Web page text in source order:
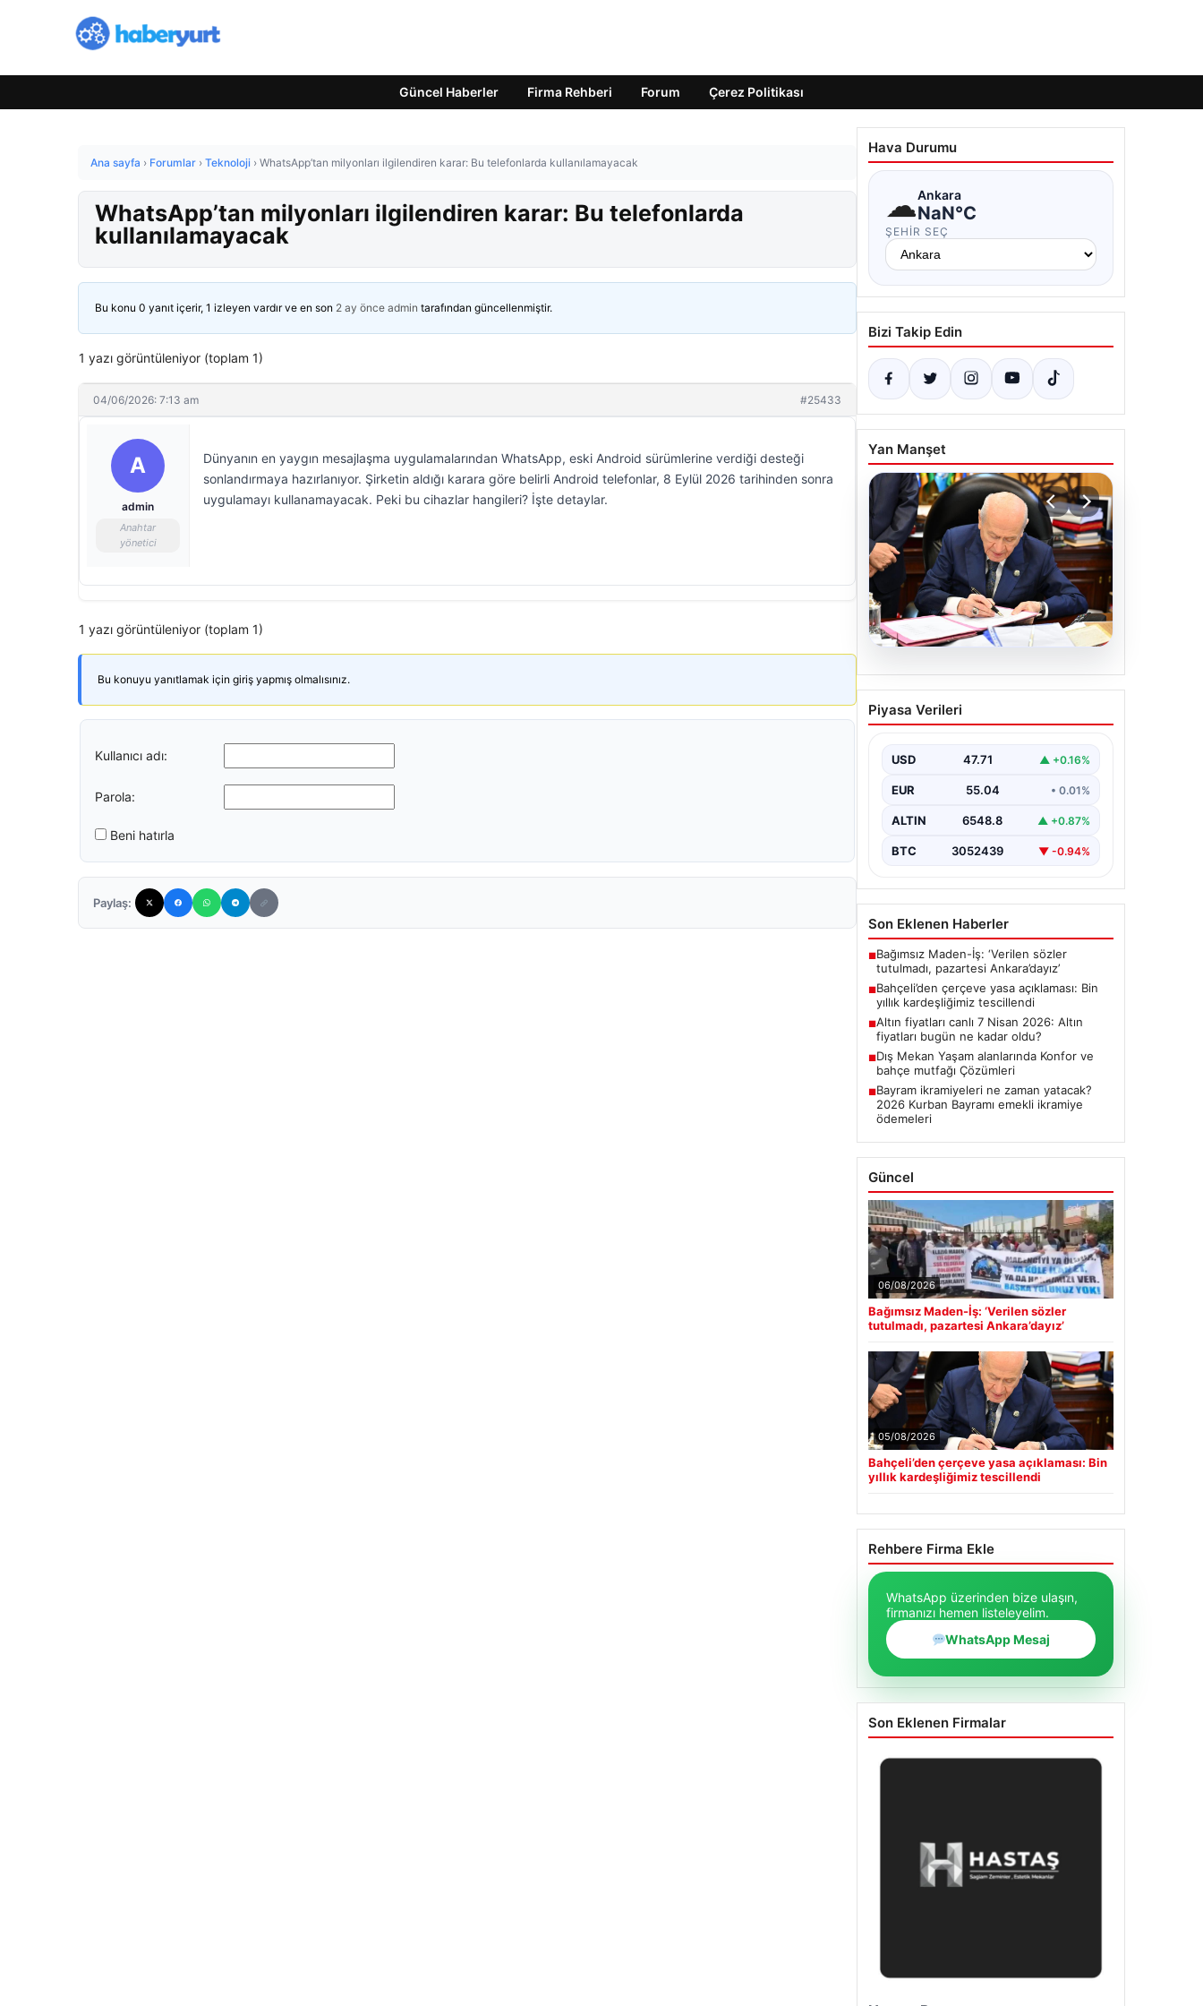
Güncel Haberler Firma Rehberi Forum Çerez Politikası
Ana sayfa › Forumlar › Teknoloji › WhatsApp’tan milyonları ilgilendiren karar: Bu telefonlarda kullanılamayacak
WhatsApp’tan milyonları ilgilendiren karar: Bu telefonlarda
kullanılamayacak
Bu konu 0 yanıt içerir, 1 izleyen vardır ve en son 2 ay önce admin tarafından güncellenmiştir.
1 yazı görüntüleniyor (toplam 1)
04/06/2026: 7:13 am #25433
A
admin
Anahtar
yönetici
Dünyanın en yaygın mesajlaşma uygulamalarından WhatsApp, eski Android sürümlerine verdiği desteği
sonlandırmaya hazırlanıyor. Şirketin aldığı karara göre belirli Android telefonlar, 8 Eylül 2026 tarihinden sonra
uygulamayı kullanamayacak. Peki bu cihazlar hangileri? İşte detaylar.
1 yazı görüntüleniyor (toplam 1)
Bu konuyu yanıtlamak için giriş yapmış olmalısınız.
Kullanıcı adı:
Parola:
Beni hatırla
Paylaş:
Hava Durumu
☁Ankara
NaN°C
ŞEHIR SEÇ
Bizi Takip Edin
Yan Manşet
05.08.2026
Bahçeli’den çerçeve yasa
açıklaması: Bin yıllık
Piyasa Verileri
USD 47.71 ▲ +0.16%
EUR 55.04 • 0.01%
ALTIN 6548.8 ▲ +0.87%
BTC 3052439 ▼ -0.94%
Son Eklenen Haberler
■Bağımsız Maden-İş: ‘Verilen sözler
tutulmadı, pazartesi Ankara’dayız’
■Bahçeli’den çerçeve yasa açıklaması: Bin
yıllık kardeşliğimiz tescillendi
■Altın fiyatları canlı 7 Nisan 2026: Altın
fiyatları bugün ne kadar oldu?
■Dış Mekan Yaşam alanlarında Konfor ve
bahçe mutfağı Çözümleri
■Bayram ikramiyeleri ne zaman yatacak?
2026 Kurban Bayramı emekli ikramiye
ödemeleri
Güncel
06/08/2026
Bağımsız Maden-İş: ‘Verilen sözler
tutulmadı, pazartesi Ankara’dayız’
05/08/2026
Bahçeli’den çerçeve yasa açıklaması: Bin
yıllık kardeşliğimiz tescillendi
Rehbere Firma Ekle
WhatsApp üzerinden bize ulaşın,
firmanızı hemen listeleyelim.
WhatsApp Mesaj
Son Eklenen Firmalar